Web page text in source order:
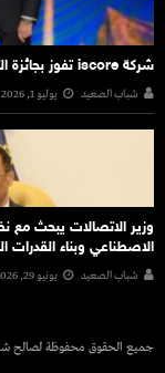
شركة iscore تفوز بجائزة التميز في الشمول المالي 2026 خلال قمة مصر الأفضل
شباب الصعيد يوليو 1, 2026
وزير الاتصالات يبحث مع
الاصطناعي وبناء القدرات
شباب الصعيد يونيو 29, 2026
جميع الحقوق محفوظة لصالح شباب